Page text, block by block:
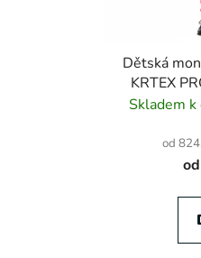
Dětská
KRTEX
Skladem
od
od